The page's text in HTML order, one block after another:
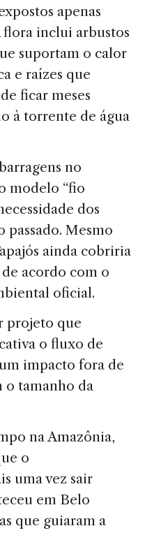
apenas
flora inclui arbustos
suportam o calor
e raízes que
ficar meses
à torrente de água
no
modelo “fio
dos
passado. Mesmo
ainda cobriria
acordo com o
oficial.
projeto que
o fluxo de
impacto fora de
o tamanho da
na Amazônia,
o
uma vez sair
em Belo
que guiaram a